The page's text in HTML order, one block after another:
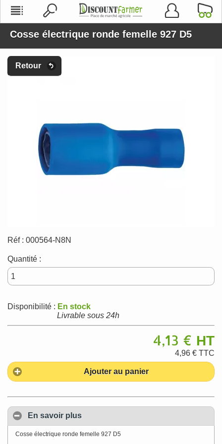
Cosse électrique ronde femelle 927 D5
Retour
Réf : 000564-N8N
Quantité :
Disponibilité : En stock
Livrable sous 24h
4,13 € HT
4,96 € TTC
Ajouter au panier
En savoir plus
Cosse électrique ronde femelle 927 D5